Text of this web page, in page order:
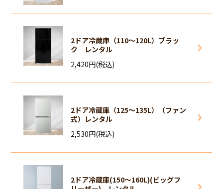
2ドア冷蔵庫（110～120L）ブラッ
ク レンタル
2,420円(税込)
2ドア冷蔵庫（125～135L）（ファン
式）レンタル
2,530円(税込)
2ドア冷蔵庫(150～160L)(ビッグフ